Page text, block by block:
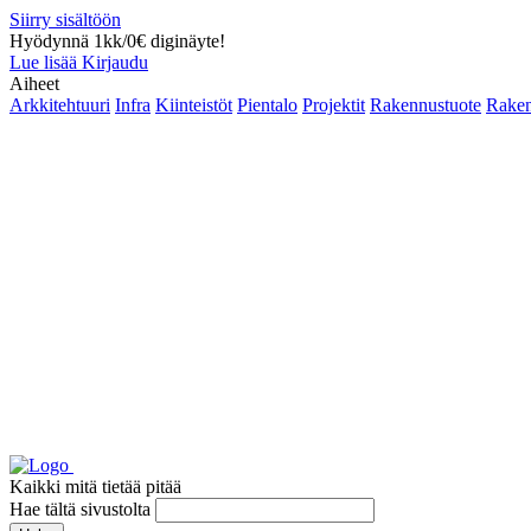
Siirry sisältöön
Hyödynnä 1kk/0€ diginäyte!
Lue lisää Kirjaudu
Aiheet
Arkkitehtuuri Infra Kiinteistöt Pientalo Projektit Rakennustuote
Kaikki mitä tietää pitää
Hae tältä sivustolta